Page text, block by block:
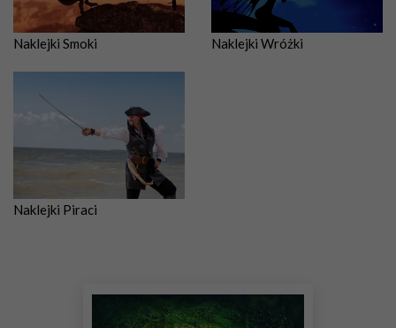
Naklejki Smoki Naklejki Wróżki
Naklejki Piraci